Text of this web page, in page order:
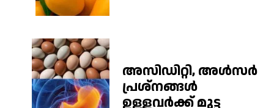
അസിഡിറ്റി, അൾസർ
പ്രശ്നങ്ങൾ
ഉള്ളവർക്ക് മുട്ട